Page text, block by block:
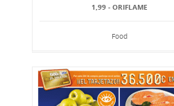
1,99 - ORIFLAME
Food